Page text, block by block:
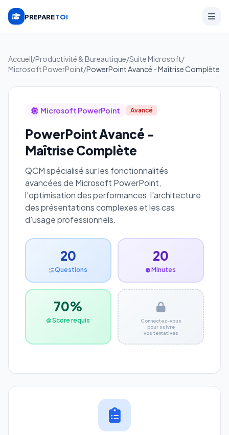
PREPARETOI
Accueil/Productivité & Bureautique/Suite Microsoft/
Microsoft PowerPoint/PowerPoint Avancé - Maîtrise Complète
Microsoft PowerPoint Avancé
PowerPoint Avancé -
Maîtrise Complète
QCM spécialisé sur les fonctionnalités
avancées de Microsoft PowerPoint,
l'optimisation des performances, l'architecture
des présentations complexes et les cas
d'usage professionnels.
20
Questions
20
Minutes
70%
Score requis
Connectez-vous
pour suivre
vos tentatives